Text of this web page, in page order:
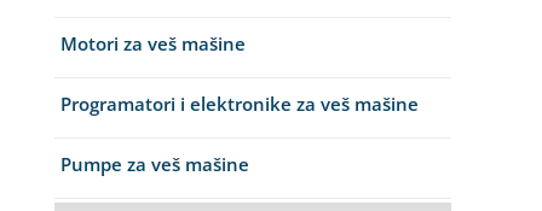
Motori za veš mašine
Programatori i elektronike za veš mašine
Pumpe za veš mašine